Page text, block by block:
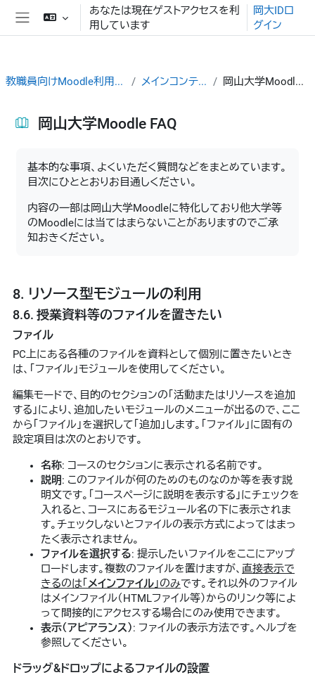
メインコンテンツへスキップする
サイドパネル
あなたは現在ゲストアクセスを利
用しています
岡大IDロ
グイン
岡山大学Moodle FAQ
基本的な事項、よくいただく質問などをまとめています。
目次にひととおりお目通しください。
内容の一部は岡山大学Moodleに特化しており他大学等
のMoodleには当てはまらないことがありますのでご承
知おきください。
8. リソース型モジュールの利用
8.6. 授業資料等のファイルを置きたい
ファイル
PC上にある各種のファイルを資料として個別に置きたいとき
は、「ファイル」モジュールを使用してください。
編集モードで、目的のセクションの「活動またはリソースを追加
する」により、追加したいモジュールのメニューが出るので、ここ
から「ファイル」を選択して「追加」します。「ファイル」に固有の
設定項目は次のとおりです。
名称: コースのセクションに表示される名前です。
説明 : このファイルが何のためのものなのか等を表す説
明文です。「コースページに説明を表示する」にチェックを
入れると、コースにあるモジュール名の下に表示されま
す。チェックしないとファイルの表示方式によってはまっ
たく表示されません。
ファイルを選択する: 提示したいファイルをここにアップ
ロードします。複数のファイルを置けますが、 直接表示で
きるのは「
メインファイル 」のみです。それ以外のファイル
はメインファイル（HTMLファイル等）からのリンク等によ
って間接的にアクセスする場合にのみ使用できます。
表示（アピアランス） : ファイルの表示方法です。ヘルプを
参照してください。
ドラッグ&ドロップによるファイルの設置